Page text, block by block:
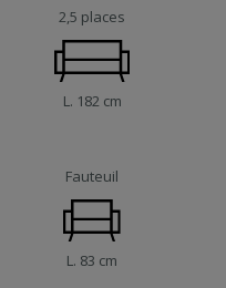
2,5 places
L. 182 cm
Fauteuil
L. 83 cm